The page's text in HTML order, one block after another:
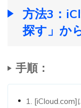
方法3：
探す」か
手順：
1.